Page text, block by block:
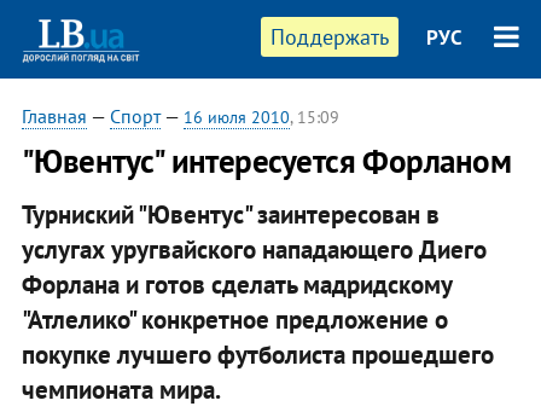
Поддержать РУС
Главная — Спорт— 16 июля 2010, 15:09
"Ювентус" интересуется Форланом
Турниский "Ювентус" заинтересован в
услугах уругвайского нападающего Диего
Форлана и готов сделать мадридскому
"Атлелико" конкретное предложение о
покупке лучшего футболиста прошедшего
чемпионата мира.